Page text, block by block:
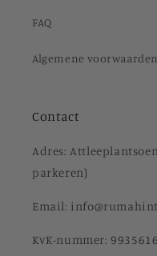
FAQ
Algemene voorwaarden
Contact
Adres:
parkeren)
Email:
KvK-nummer: